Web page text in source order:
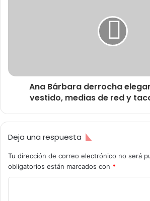
Ana Bárbara derrocha
vestido, medias de red y
Deja una respuesta
Tu dirección de correo electrónico no será
obligatorios están marcados con *